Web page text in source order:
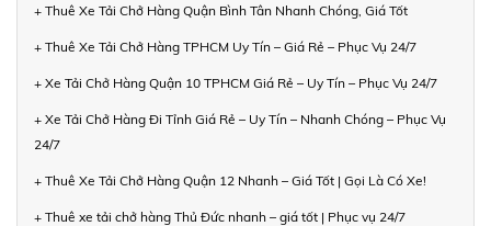
+ Thuê Xe Tải Chở Hàng Quận Bình Tân Nhanh Chóng, Giá Tốt
+ Thuê Xe Tải Chở Hàng TPHCM Uy Tín – Giá Rẻ – Phục Vụ 24/7
+ Xe Tải Chở Hàng Quận 10 TPHCM Giá Rẻ – Uy Tín – Phục Vụ 24/7
+ Xe Tải Chở Hàng Đi Tỉnh Giá Rẻ – Uy Tín – Nhanh Chóng – Phục Vụ
24/7
+ Thuê Xe Tải Chở Hàng Quận 12 Nhanh – Giá Tốt | Gọi Là Có Xe!
+ Thuê xe tải chở hàng Thủ Đức nhanh – giá tốt | Phục vụ 24/7